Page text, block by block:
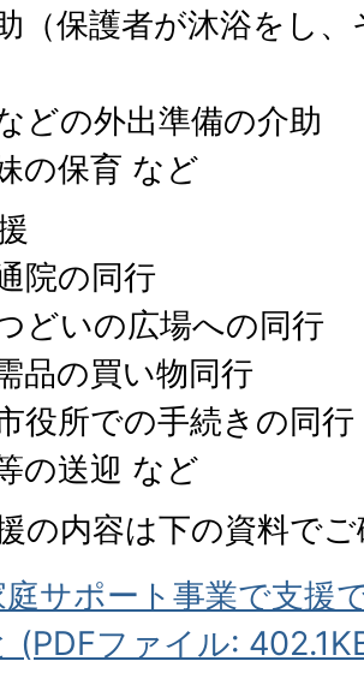
（保護者が沐浴をし
どの外出準備の介助
の保育 など
院の同行
どいの広場への同行
品の買い物同行
役所での手続きの同行
の送迎 など
の内容は下の資料で
庭サポート事業で支援
(PDFファイル: